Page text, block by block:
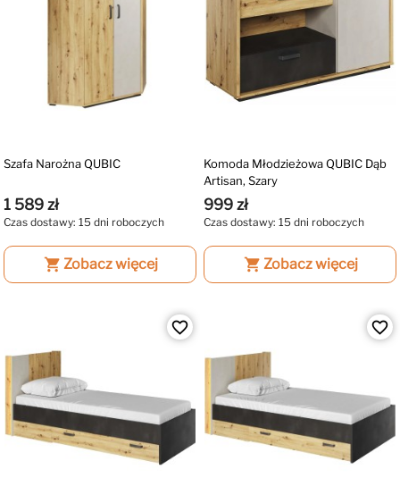
Szafa Narożna QUBIC
1 589 zł
Czas dostawy: 15 dni roboczych
shopping_cart Zobacz więcej
Komoda Młodzieżowa QUBIC Dąb
Artisan, Szary
999 zł
Czas dostawy: 15 dni roboczych
shopping_cart Zobacz więcej
favorite_border favorite_border